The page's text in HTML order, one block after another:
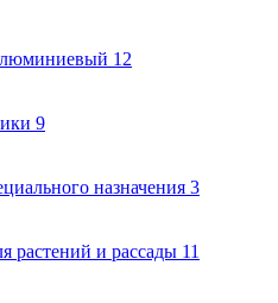
12
9
назначения 3
растений и рассады 11